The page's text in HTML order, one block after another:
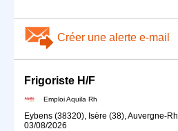
Créer une alerte e-mail
Frigoriste H/F
Emploi Aquila Rh
Eybens (38320), Isère (38), Auvergne-
03/08/2026